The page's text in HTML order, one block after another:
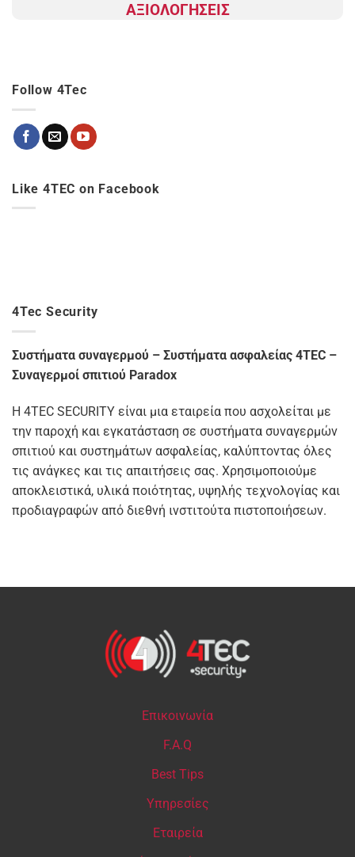
ΑΞΙΟΛΟΓΗΣΕΙΣ
Follow 4Tec
Like 4TEC on Facebook
4Tec Security
Συστήματα συναγερμού – Συστήματα ασφαλείας 4TEC –
Συναγερμοί σπιτιού Paradox
Η 4TEC SECURITY είναι μια εταιρεία που ασχολείται με
την παροχή και εγκατάσταση σε συστήματα συναγερμών
σπιτιού και συστημάτων ασφαλείας, καλύπτοντας όλες
τις ανάγκες και τις απαιτήσεις σας. Χρησιμοποιούμε
αποκλειστικά, υλικά ποιότητας, υψηλής τεχνολογίας και
προδιαγραφών από διεθνή ινστιτούτα πιστοποιήσεων.
Επικοινωνία
F.A.Q
Best Tips
Υπηρεσίες
Εταιρεία